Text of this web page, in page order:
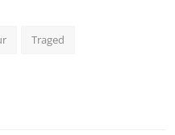
Traged